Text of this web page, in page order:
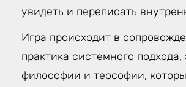
увидеть и переписать
Игра происходит в
практика системного
философии и теософии,